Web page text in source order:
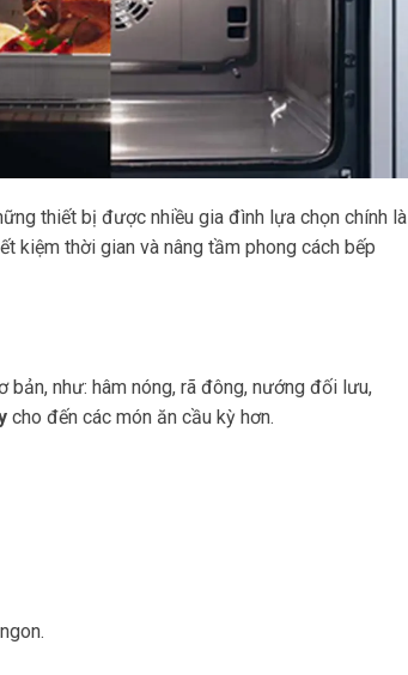
thiết bị được nhiều gia đình lựa chọn chính là
kiệm thời gian và nâng tầm phong cách bếp
như: hâm nóng, rã đông, nướng đối lưu,
cho đến các món ăn cầu kỳ hơn.